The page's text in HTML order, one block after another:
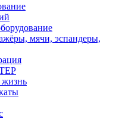
мячи, эспандеры,
жизнь